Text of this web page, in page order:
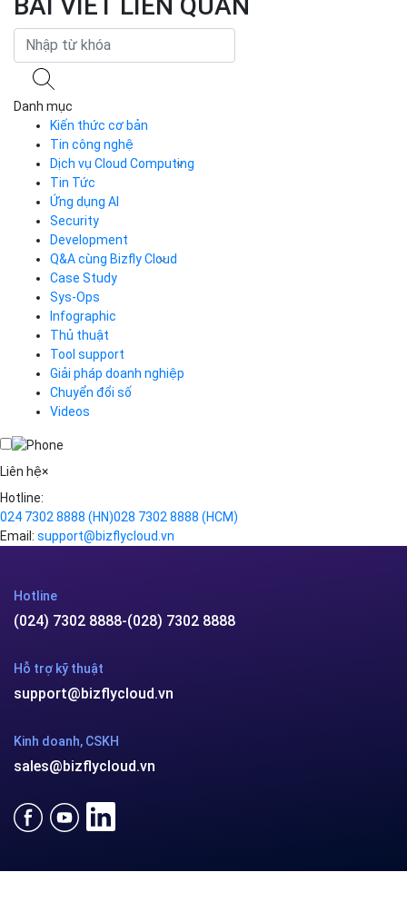
Danh mục
Kiến thức cơ bản
Tin công nghệ
Dịch vụ Cloud Computing
Cloud Server
CDN
Load Balancer
Auto Scaling
Container Registry
Kubernetes
Cloud Database
Call Center
Business Email
Simple Storage
VOD
VPN
Traffic Manager
Cloud VPS
Videos
Tin Tức
Ứng dụng AI
Security
Development
Q&A cùng Bizfly Cloud
Q&A về Bizfly Cloud Server
Thao tác kết nối tới server
Videos
Q&A về Bizfly Business Email
Videos
Case Study
Sys-Ops
Infographic
Thủ thuật
Tool support
Giải pháp doanh nghiệp
Chuyển đổi số
Videos
Liên hệ×
Hotline:
024 7302 8888 (HN)028 7302 8888 (HCM)
Email: support@bizflycloud.vn
Hotline
(024) 7302 8888-(028) 7302 8888
Hỗ trợ kỹ thuật
support@bizflycloud.vn
Kinh doanh, CSKH
sales@bizflycloud.vn